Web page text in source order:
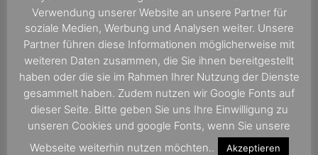
Verwendung unserer Website an unsere Partner für
soziale Medien, Werbung und Analysen weiter. Unsere
Partner führen diese Informationen möglicherweise mit
weiteren Daten zusammen, die Sie ihnen bereitgestellt
haben oder die sie im Rahmen Ihrer Nutzung der Dienste
gesammelt haben. Zudem nutzen wir Google Fonts auf
dieser Seite. Bitte geben Sie uns Ihre Einwilligung zu
unseren Cookies und google Fonts, wenn Sie unsere
Webseite weiterhin nutzen möchten..
Akzeptieren